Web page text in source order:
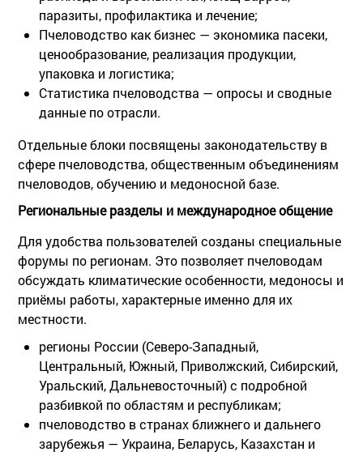
паразиты, профилактика и лечение;
Пчеловодство как бизнес — экономика пасеки,
ценообразование, реализация продукции,
упаковка и логистика;
Статистика пчеловодства — опросы и сводные
данные по отрасли.
Отдельные блоки посвящены законодательству в
сфере пчеловодства, общественным объединениям
пчеловодов, обучению и медоносной базе.
Региональные разделы и международное общение
Для удобства пользователей созданы специальные
форумы по регионам. Это позволяет пчеловодам
обсуждать климатические особенности, медоносы и
приёмы работы, характерные именно для их
местности.
регионы России (Северо-Западный,
Центральный, Южный, Приволжский, Сибирский,
Уральский, Дальневосточный) с подробной
разбивкой по областям и республикам;
пчеловодство в странах ближнего и дальнего
зарубежья — Украина, Беларусь, Казахстан и